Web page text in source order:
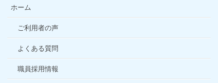
ホーム
ご利用者の声
よくある質問
職員採用情報